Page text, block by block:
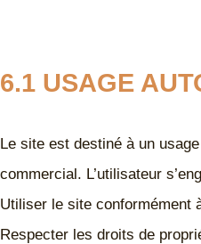
6.1 USAGE
Le site est destiné à un
commercial. L’utilisateur
Utiliser le site conformément
Respecter les droits de